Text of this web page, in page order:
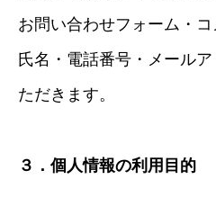
お問い合わせフォーム・コ
氏名・電話番号・メール
ただきます。
３．個人情報の利用目的